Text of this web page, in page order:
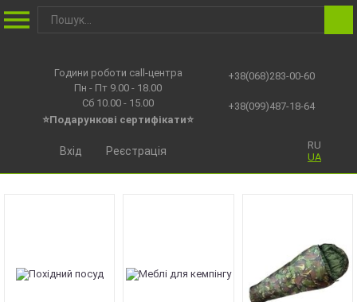
Години роботи call-центра
Пн - Пт 9.00 - 18.00
Сб 10.00 - 15.00
⭐Подарункові сертифікати⭐
+38(068)283-00-60
+38(099)487-18-64
RU
UA
Вхід Реєстрація